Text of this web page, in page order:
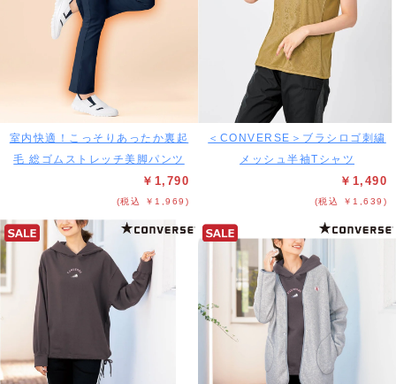
室内快適！こっそりあったか裏起
毛 総ゴムストレッチ美脚パンツ
￥1,790
(税込 ￥1,969)
＜CONVERSE＞ブラシロゴ刺繍
メッシュ半袖Tシャツ
￥1,490
(税込 ￥1,639)